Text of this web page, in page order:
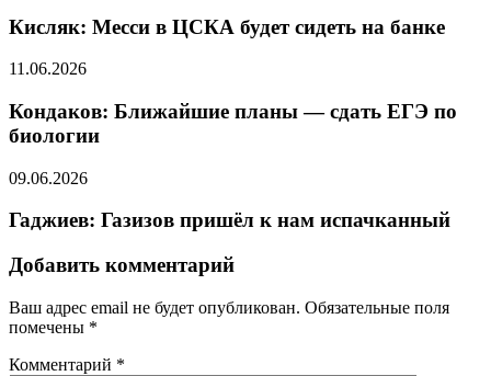
Кисляк: Месси в ЦСКА будет сидеть на банке
11.06.2026
Кондаков: Ближайшие планы — сдать ЕГЭ по
биологии
09.06.2026
Гаджиев: Газизов пришёл к нам испачканный
Добавить комментарий
Ваш адрес email не будет опубликован. Обязательные поля
помечены *
Комментарий *